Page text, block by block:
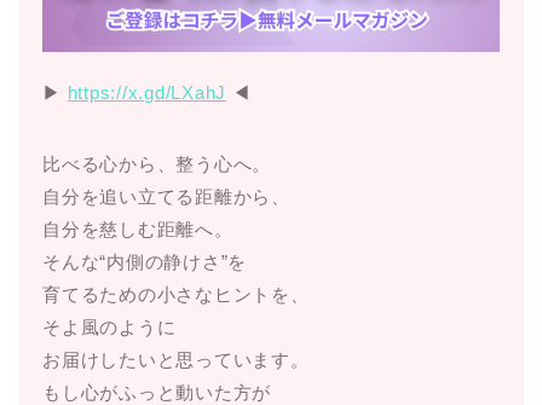
▶︎ https://x.gd/LXahJ ◀︎
比べる心から、整う心へ。
自分を追い立てる距離から、
自分を慈しむ距離へ。
そんな“内側の静けさ”を
育てるための小さなヒントを、
そよ風のように
お届けしたいと思っています。
もし心がふっと動いた方が